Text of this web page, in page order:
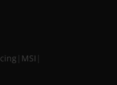
MSI